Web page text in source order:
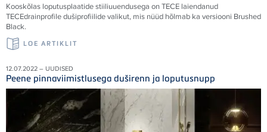
Kooskõlas loputusplaatide stiiliuuendusega onTECE laiendanud
TECEdrainprofile dušiprofiilide valikut, mis nüüd hõlmab ka versiooni Brushed
Black.
LOE ARTIKLIT
12.07.2022 – UUDISED
Peene pinnaviimistlusega duširenn ja loputusnupp